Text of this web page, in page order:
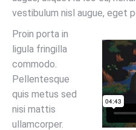
vestibulum nisl augue, eget
Proin porta in
ligula fringilla
commodo.
Pellentesque
quis metus sed
nisi mattis
ullamcorper.